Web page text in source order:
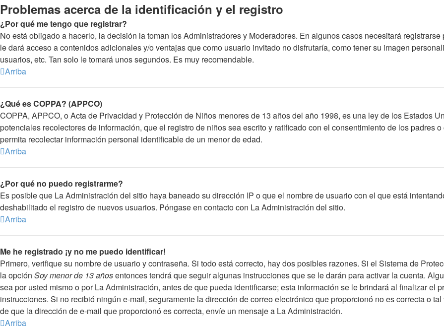
Problemas acerca de la identificación y el registro
¿Por qué me tengo que registrar?
No está obligado a hacerlo, la decisión la toman los Administradores y Moderadores. En algunos casos necesitará
le dará acceso a contenidos adicionales y/o ventajas que como usuario invitado no disfrutaría, como tener su imagen
usuarios, etc. Tan solo le tomará unos segundos. Es muy recomendable.
Arriba
¿Qué es COPPA? (APPCO)
COPPA, APPCO, o Acta de Privacidad y Protección de Niños menores de 13 años del año 1998, es una ley de los Estados
potenciales recolectores de información, que el registro de niños sea escrito y ratificado con el consentimiento de los padres
permita recolectar información personal identificable de un menor de edad.
Arriba
¿Por qué no puedo registrarme?
Es posible que La Administración del sitio haya baneado su dirección IP o que el nombre de usuario con el que está
deshabilitado el registro de nuevos usuarios. Póngase en contacto con La Administración del sitio.
Arriba
Me he registrado ¡y no me puedo identificar!
Primero, verifique su nombre de usuario y contraseña. Si todo está correcto, hay dos posibles razones. Si el Sistema de
la opción Soy menor de 13 añosentonces tendrá que seguir algunas instrucciones que se le darán para activar la cuenta.
sea por usted mismo o por La Administración, antes de que pueda identificarse; esta información se le brindará al finalizar el
instrucciones. Si no recibió ningún e-mail, seguramente la dirección de correo electrónico que proporcionó no es correcta o
de que la dirección de e-mail que proporcionó es correcta, envíe un mensaje a La Administración.
Arriba